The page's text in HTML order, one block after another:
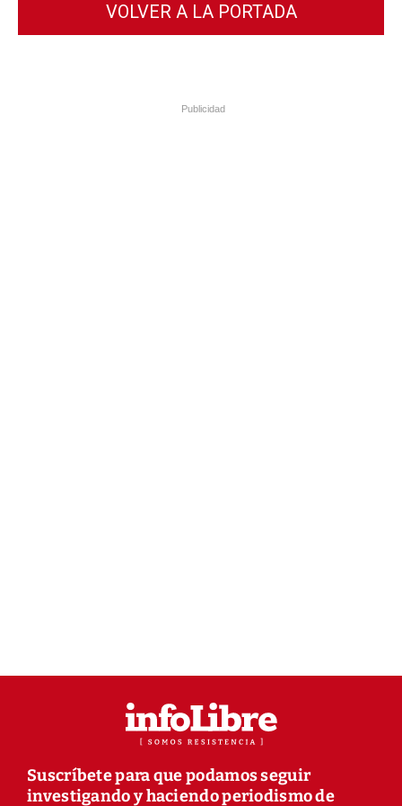
VOLVER A LA PORTADA
Publicidad
Suscríbete para que podamos seguir
investigando y haciendo periodismo de